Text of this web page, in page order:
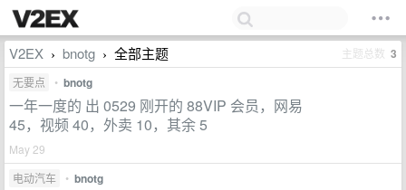
V2EX › bnotg › 全部主题 主题总数 3
无要点 • bnotg
一年一度的 出 0529 刚开的 88VIP 会员，网易
45，视频 40，外卖 10，其余 5
May 29
电动汽车
• bnotg